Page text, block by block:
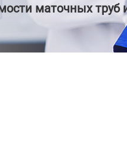
маточных труб